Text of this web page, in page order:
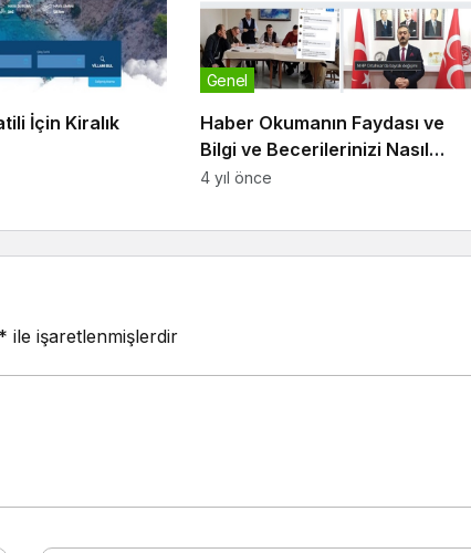
İçin Kiralık
Haber Okumanın Faydası ve
Bilgi ve Becerilerinizi Nasıl
Artırdığı
Genel
4 yıl önce
* ile işaretlenmişlerdir